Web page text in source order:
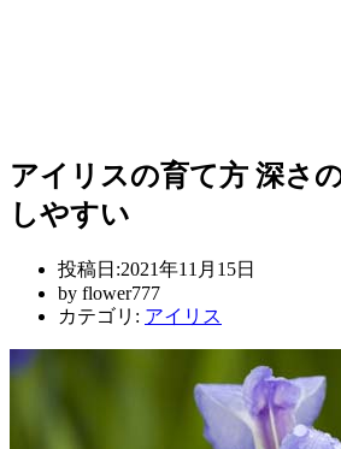
アイリスの育て方 深さ
しやすい
投稿日:2021年11月15日
by flower777
カテゴリ: アイリス